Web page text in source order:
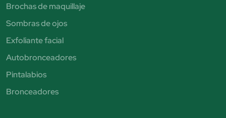
Brochas de maquillaje
Sombras de ojos
Exfoliante facial
Autobronceadores
Pintalabios
Bronceadores